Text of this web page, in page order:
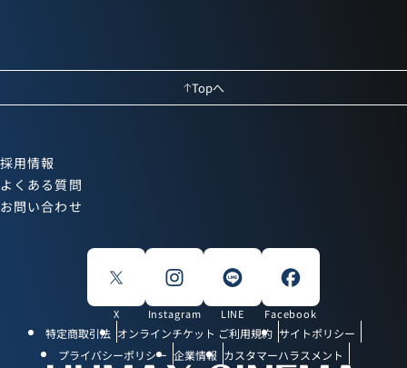
Topへ
採用情報
よくある質問
お問い合わせ
X Instagram LINE Facebook
特定商取引法 オンラインチケット ご利用規約 サイトポリシー
プライバシーポリシー 企業情報 カスタマーハラスメント